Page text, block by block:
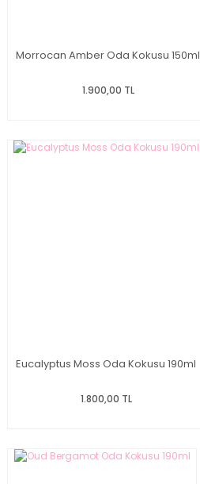
Morrocan Amber Oda Kokusu 150ml
1.900,00 TL
Eucalyptus Moss Oda Kokusu 190ml
1.800,00 TL